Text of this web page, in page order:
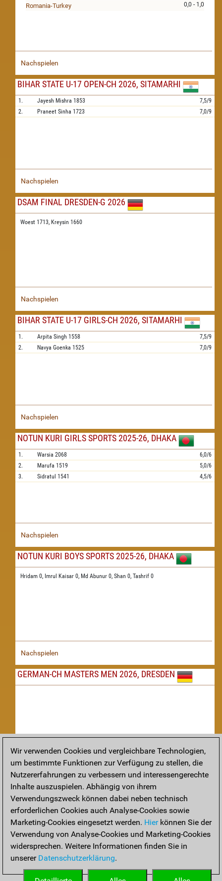
0,0 - 1,0
Romania-Turkey
Nachspielen
BIHAR STATE U-17 OPEN-CH 2026, SITAMARHI
1. Jayesh Mishra 1853
7,5/9
2.
Praneet Sinha 1723 7,0/9
Nachspielen
DSAM FINAL DRESDEN-G 2026
Woest 1713, Kreysin 1660
Nachspielen
BIHAR STATE U-17 GIRLS-CH 2026, SITAMARHI
1. Arpita Singh 1558
7,5/9
2.
Navya Goenka 1525 7,0/9
Nachspielen
NOTUN KURI GIRLS SPORTS 2025-26, DHAKA
1. Warsia 2068
6,0/6
2.
Marufa 1519
5,0/6
3.
Sidratul 1541 4,5/6
Nachspielen
NOTUN KURI BOYS SPORTS 2025-26, DHAKA
Hridam 0, Imrul Kaisar 0, Md Abunur 0, Shan 0, Tashrif 0
Nachspielen
GERMAN-CH MASTERS MEN 2026, DRESDEN
Nachspielen
TAKTIK
Taktikstellungen aus den heutigen Partien
THEORIE
Interessante Eröffnungstheorie aus aktuellen Partien
Wir verwenden Cookies und vergleichbare Technologien,
um bestimmte Funktionen zur Verfügung zu stellen, die
Nutzererfahrungen zu verbessern und interessengerechte
Inhalte auszuspielen. Abhängig von ihrem
Verwendungszweck können dabei neben technisch
erforderlichen Cookies auch Analyse-Cookies sowie
Marketing-Cookies eingesetzt werden. Hierkönnen Sie der
Verwendung von Analyse-Cookies und Marketing-Cookies
widersprechen. Weitere Informationen finden Sie in
unserer Datenschutzerklärung.